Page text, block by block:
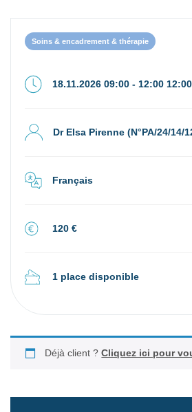
Soins & encadrement & thérapie
18.11.2026 09:00 - 12:00
Dr Elsa Pirenne (N°PA/24/14/
Français
120 €
1 place disponible
Déjà client ?Cliquez ici pour